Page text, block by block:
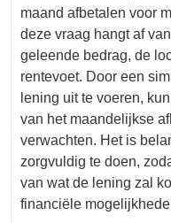
maand afbetalen voor
deze vraag hangt af
geleende bedrag, de
rentevoet. Door een
lening uit te voeren,
van het maandelijkse
verwachten. Het is
zorgvuldig te doen,
van wat de lening zal
financiële